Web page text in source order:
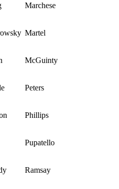
Marchese
Martel
McGuinty
Peters
Phillips
Pupatello
Ramsay